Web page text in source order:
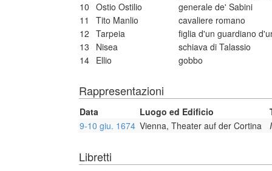
10 Ostio Ostilio
generale de' Sabini
11
Tito Manlio
cavaliere romano
12 Tarpeia
figlia d'un guardiano
13
Nisea
schiava di Talassio
14 Ellio gobbo
Rappresentazioni
Data Luogo ed Edificio
9-10 giu. 1674 Vienna, Theater auf der Cortina
Libretti